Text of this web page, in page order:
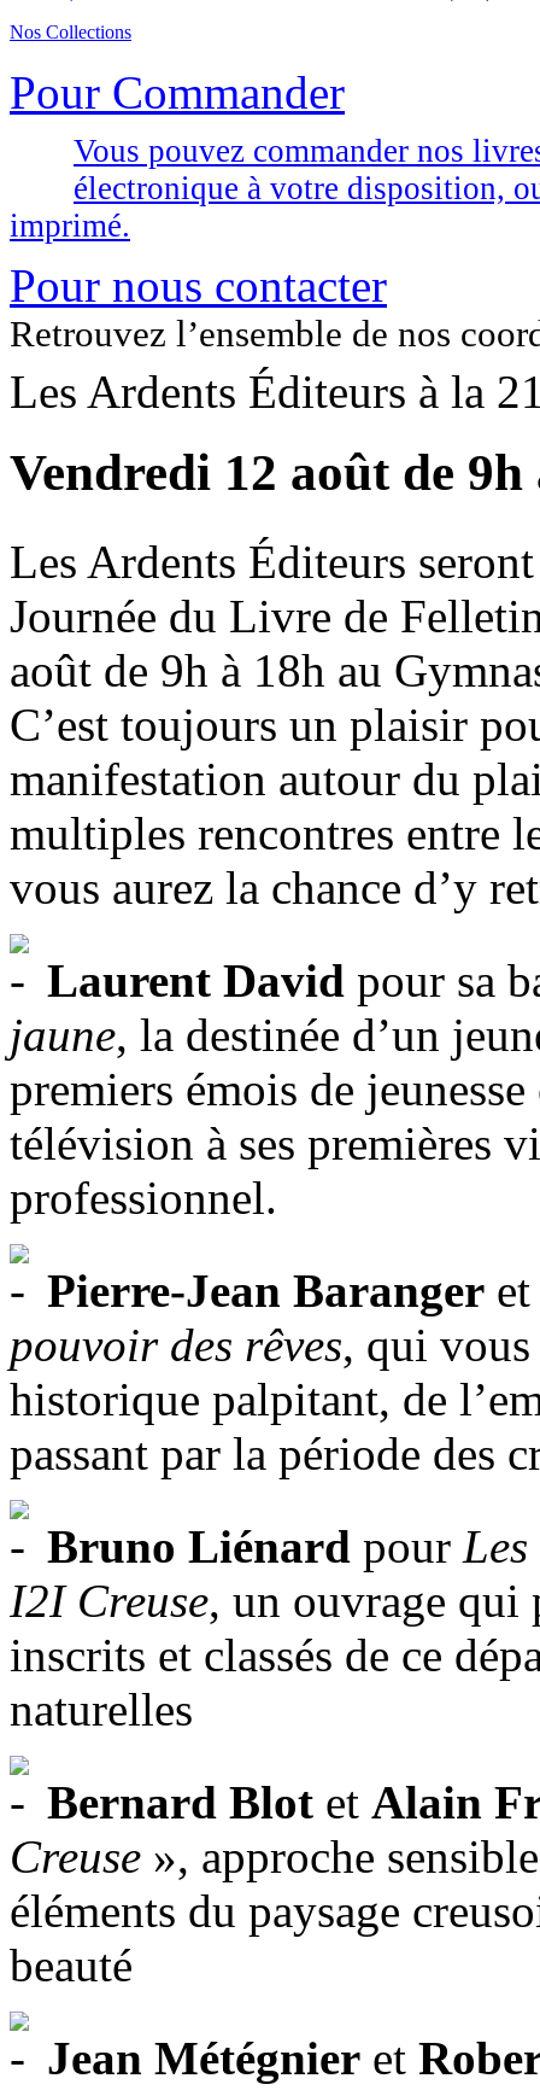
Nos Collections
Pour Commander
Vous pouvez commander nos
électronique à votre disposition,
imprimé.
Pour nous contacter
Retrouvez l’ensemble de nos
Les Ardents Éditeurs à la
Vendredi 12 août de 9h
Les Ardents Éditeurs
Journée du Livre de
août de 9h à 18h au
C’est toujours un plaisir
manifestation autour du
multiples rencontres entre
vous aurez la chance d’y
Laurent David pour sa
jaune, la destinée d’un
premiers émois de
télévision à ses premières
professionnel.
Pierre-Jean Baranger
pouvoir des rêves, qui
historique palpitant, de
passant par la période des
Bruno Liénard pour
I2I Creuse, un ouvrage qui
inscrits et classés de ce
naturelles
Bernard Blot et Alain
Creuse », approche
éléments du paysage
beauté
Jean Métégnier et